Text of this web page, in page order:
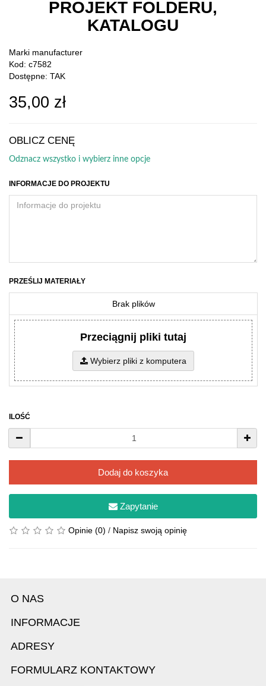
PROJEKT FOLDERU,
KATALOGU
Marki manufacturer
Kod: c7582
Dostępne: TAK
35,00 zł
OBLICZ CENĘ
Odznacz wszystko i wybierz inne opcje
INFORMACJE DO PROJEKTU
PRZEŚLIJ MATERIAŁY
Brak plików
Przeciągnij pliki tutaj
Wybierz pliki z komputera
ILOŚĆ
Dodaj do koszyka
Zapytanie
Opinie (0) / Napisz swoją opinię
O NAS
INFORMACJE
ADRESY
FORMULARZ KONTAKTOWY